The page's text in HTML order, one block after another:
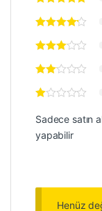
Sadece satın
yapabilir
Henüz